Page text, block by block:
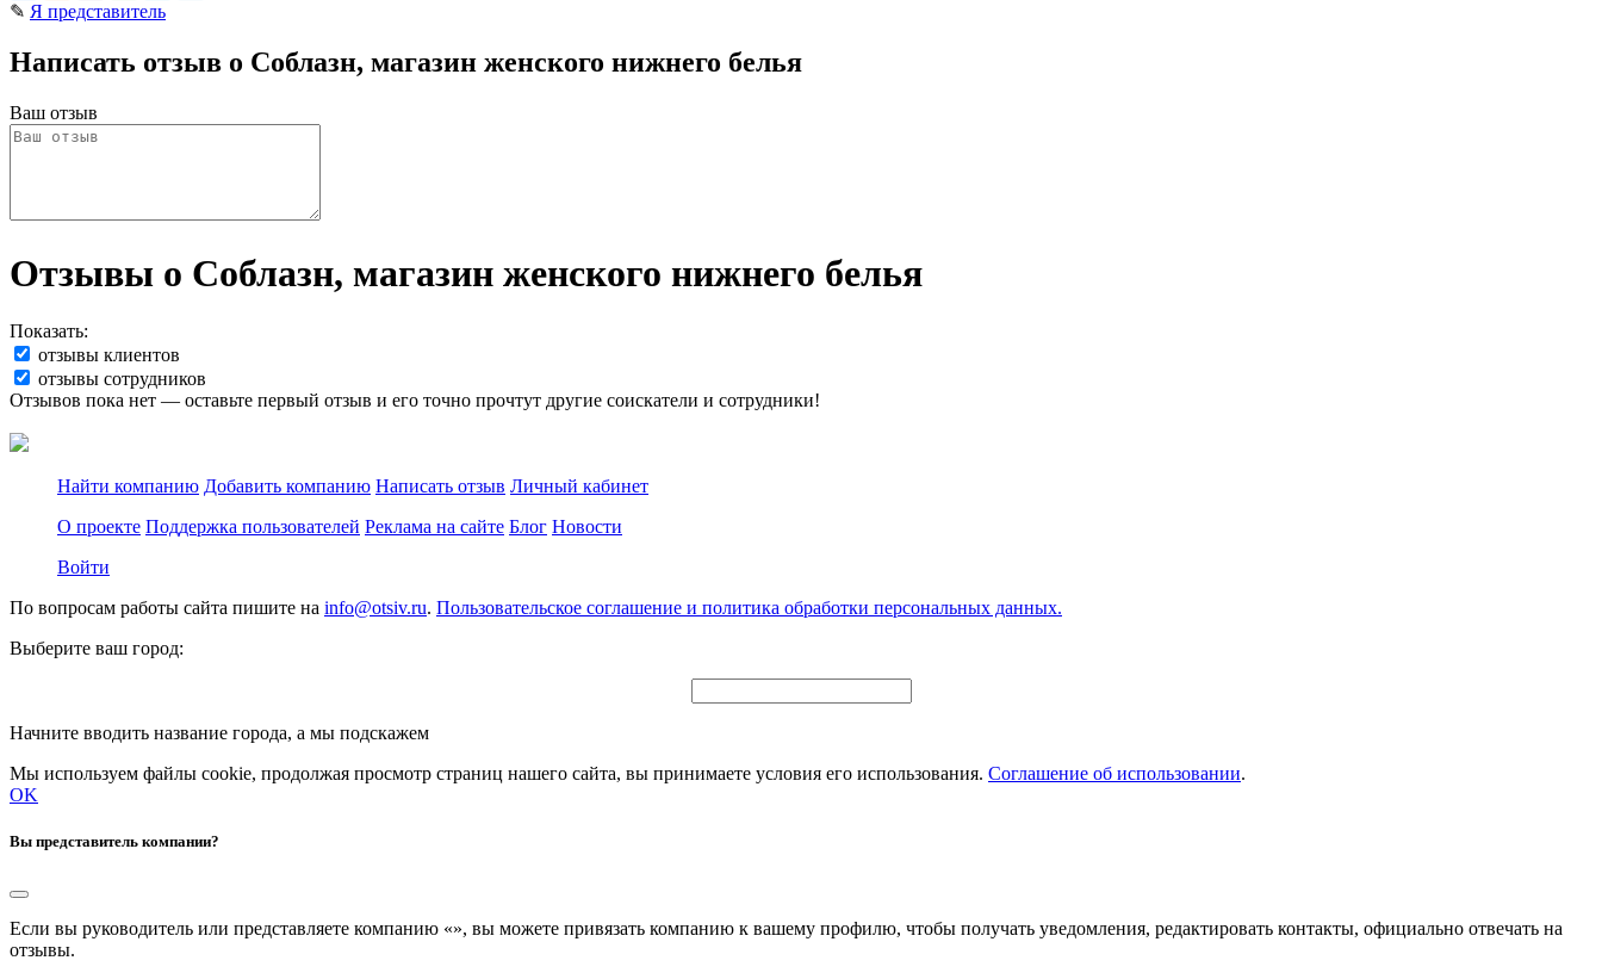
✎ Я представитель
Написать отзыв о Соблазн, магазин женского нижнего белья
Ваш отзыв
Отзывы о Соблазн, магазин женского нижнего белья
Показать:
отзывы клиентов
отзывы сотрудников
Отзывов пока нет — оставьте первый отзыв и его точно прочтут другие соискатели и сотрудники!
Найти компанию Добавить компанию Написать отзыв Личный кабинет
О проекте Поддержка пользователей Реклама на сайте Блог Новости
Войти
По вопросам работы сайта пишите на info@otsiv.ru. Пользовательское соглашение и политика обработки персональных данных.
Выберите ваш город:
Начните вводить название города, а мы подскажем
Мы используем файлы cookie, продолжая просмотр страниц нашего сайта, вы принимаете условия его использования. Соглашение об использовании.
OK
Вы представитель компании?
Если вы руководитель или представляете компанию «», вы можете привязать компанию к вашему профилю, чтобы получать уведомления, редактировать контакты, официально отвечать на
отзывы.